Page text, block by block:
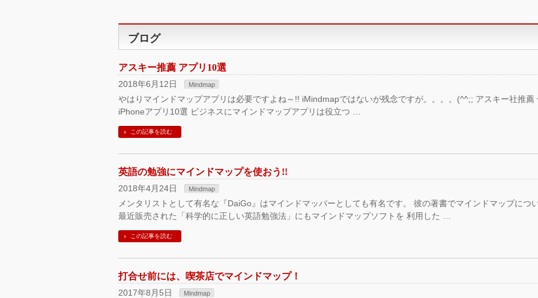
ブログ
アスキー推薦 アプリ10選
2018年6月12日 Mindmap
やはりマインドマップアプリは必要ですよね～!! iMindmapではないが残念ですが。。。。(^^;; アスキー社推
iPhoneアプリ10選 ビジネスにマインドマップアプリは役立つ …
この記事を読む
英語の勉強にマインドマップを使おう!!
2018年4月24日 Mindmap
メンタリストとして有名な『DaiGo』はマインドマッパーとしても有名です。 彼の著書でマインドマップにつ
最近販売された「科学的に正しい英語勉強法」にもマインドマップソフトを 利用した …
この記事を読む
打合せ前には、喫茶店でマインドマップ！
2017年8月5日 Mindmap